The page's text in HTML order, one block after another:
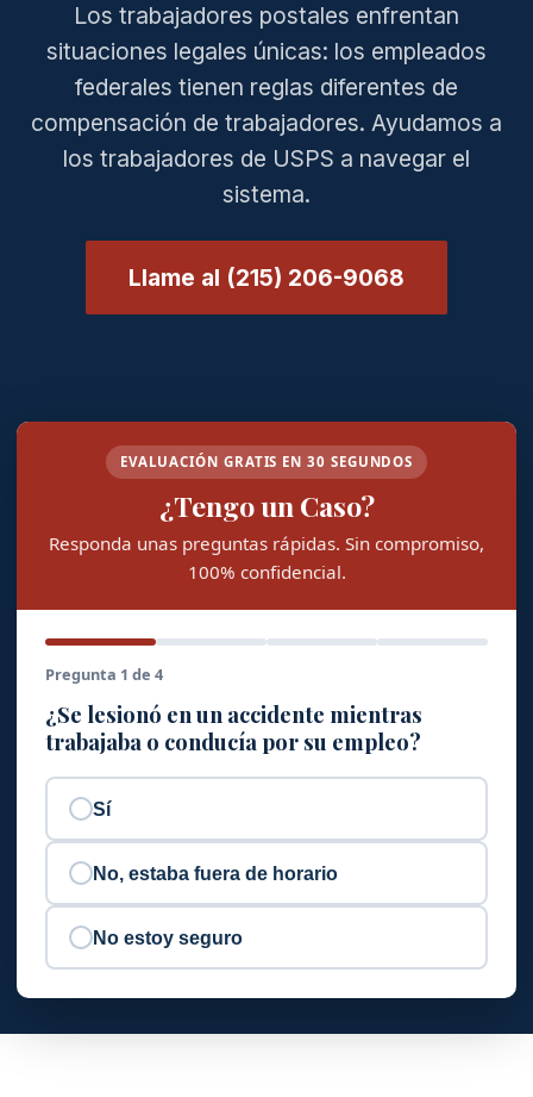
Los trabajadores postales enfrentan
situaciones legales únicas: los empleados
federales tienen reglas diferentes de
compensación de trabajadores. Ayudamos a
los trabajadores de USPS a navegar el
sistema.
Llame al (215) 206-9068
EVALUACIÓN GRATIS EN 30 SEGUNDOS
¿Tengo un Caso?
Responda unas preguntas rápidas. Sin compromiso,
100% confidencial.
Pregunta 1 de 4
¿Se lesionó en un accidente mientras
trabajaba o conducía por su empleo?
Sí
No, estaba fuera de horario
No estoy seguro